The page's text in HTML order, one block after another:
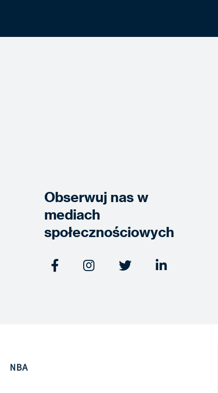
Obserwuj nas w
mediach
społecznościowych
   
NBA